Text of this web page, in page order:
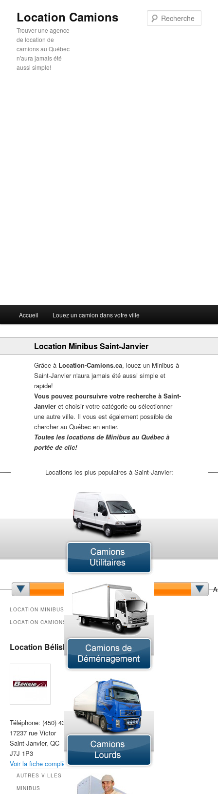
Location Camions
Trouver une agence
de location de
camions au Québec
n'aura jamais été
aussi simple!
Aller au contenu principal
Aller au contenu secondaire
Accueil Louez un camion dans votre ville
Location Minibus Saint-Janvier
Grâce à Location-Camions.ca, louez un Minibus à
Saint-Janvier n'aura jamais été aussi simple et
rapide!
Vous pouvez poursuivre votre recherche à Saint-
Janvier et choisir votre catégorie ou sélectionner
une autre ville. Il vous est également possible de
chercher au Québec en entier.
Toutes les locations de Minibus au Québec à
portée de clic!
Locations les plus populaires à Saint-Janvier:
Camion Cube
Camion de Déménagement
Camion Nacelle
Camion Pick-up
Fourgon
LOCATION MINIBUS SAINT-JANVIER -
LOCATION CAMIONS
Location Bélisle Saint-Janvier
Téléphone: (450) 430-9160
17237 rue Victor
Saint-Janvier, QC
J7J 1P3
Voir la fiche complète »
AUTRES VILLES OFFRANT LA LOCATION DE
MINIBUS